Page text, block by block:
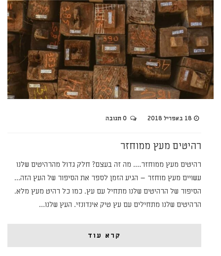
18 באפריל 2018
רהיטים מעץ ממוחזר
רהיטים מעץ ממוחזר…. מה זה בעצם? חלק גדול מהרהיטים שלנו
עשויים מעץ מוחזר – הגיע הזמן לספר את הסיפור של העץ הזה…
הסיפור של הרהיטים שלנו מתחיל עם עץ. כמו כל רהיט מעץ מלא.
הרהיטים שלנו מתחילים עם עץ טיק אינדונזי. העץ שלנו…
קרא עוד